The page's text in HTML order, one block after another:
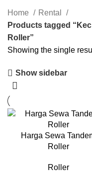
Home
Rental
Products tagged
Roller”
Showing the single
Show sidebar
Harga Sewa
Roller
Roller